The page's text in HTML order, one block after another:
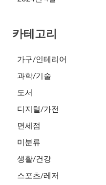
카테고리
가구/인테리어
과학/기술
도서
디지털/가전
면세점
미분류
생활/건강
스포츠/레저